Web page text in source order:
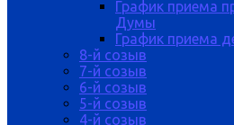
График приема
Думы
График приема
8-й созыв
7-й созыв
6-й созыв
5-й созыв
4-й созыв